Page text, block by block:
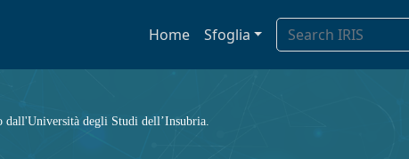
Home Sfoglia
dall'Università degli Studi dell’Insubria.